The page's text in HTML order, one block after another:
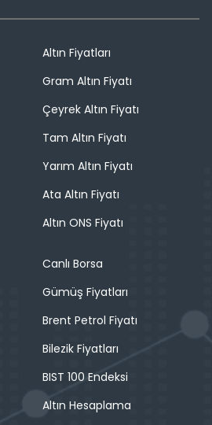
Altın Fiyatları
Gram Altın Fiyatı
Çeyrek Altın Fiyatı
Tam Altın Fiyatı
Yarım Altın Fiyatı
Ata Altın Fiyatı
Altın ONS Fiyatı
Canlı Borsa
Gümüş Fiyatları
Brent Petrol Fiyatı
Bilezik Fiyatları
BIST 100 Endeksi
Altın Hesaplama